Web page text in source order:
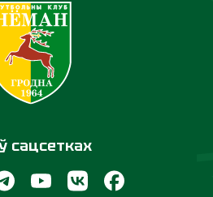
сацсетках